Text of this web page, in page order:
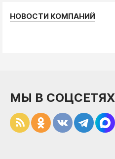
НОВОСТИ КОМПАНИЙ
МЫ В СОЦСЕТЯХ